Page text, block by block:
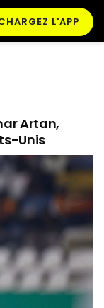
L'APP
Artan,
Unis